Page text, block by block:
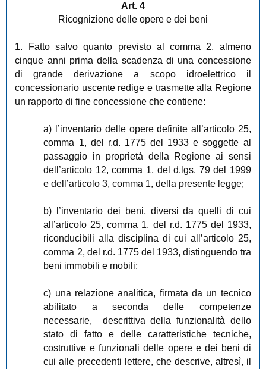
Art. 4
Ricognizione delle opere e dei beni
1. Fatto salvo quanto previsto al comma 2, almeno
cinque anni prima della scadenza di una concessione
di grande derivazione a scopo idroelettrico il
concessionario uscente redige e trasmette alla Regione
un rapporto di fine concessione che contiene:
a) l’inventario delle opere definite all’articolo 25,
comma 1, del r.d. 1775 del 1933 e soggette al
passaggio in proprietà della Regione ai sensi
dell’articolo 12, comma 1, del d.lgs. 79 del 1999
e dell’articolo 3, comma 1, della presente legge;
b) l’inventario dei beni, diversi da quelli di cui
all’articolo 25, comma 1, del r.d. 1775 del 1933,
riconducibili alla disciplina di cui all’articolo 25,
comma 2, del r.d. 1775 del 1933, distinguendo tra
beni immobili e mobili;
c) una relazione analitica, firmata da un tecnico
abilitato a seconda delle competenze
necessarie, descrittiva della funzionalità dello
stato di fatto e delle caratteristiche tecniche,
costruttive e funzionali delle opere e dei beni di
cui alle precedenti lettere, che descrive, altresì, il